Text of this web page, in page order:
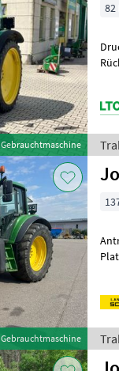
Gebrauchtmaschine
82
Gebrauchtmaschine